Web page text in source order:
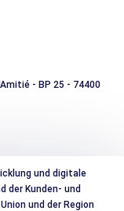
- BP 25 - 74400
und digitale
der Kunden- und
und der Region